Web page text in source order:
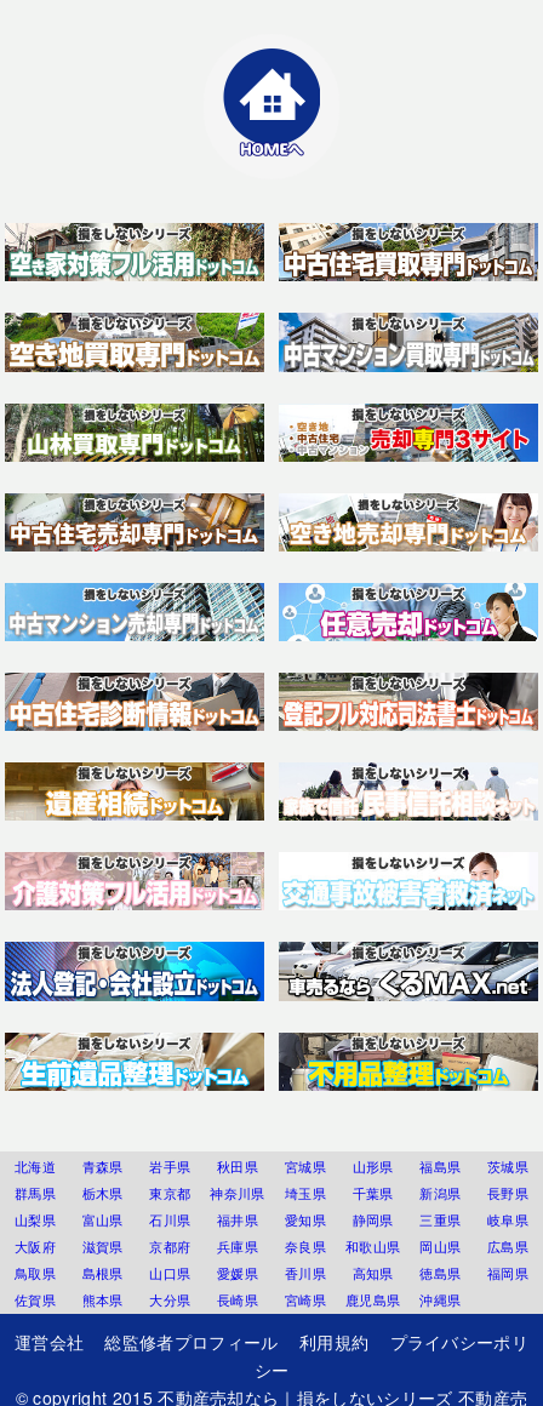
北海道 青森県 岩手県 秋田県 宮城県 山形県 福島県
茨城県
群馬県
栃木県 東京都 神奈川県 埼玉県 千葉県 新潟県
長野県
山梨県
富山県 石川県 福井県 愛知県 静岡県 三重県
岐阜県
大阪府
滋賀県 京都府 兵庫県 奈良県 和歌山県 岡山県
広島県
鳥取県
島根県 山口県 愛媛県 香川県 高知県 徳島県
福岡県
佐賀県
熊本県 大分県 長崎県 宮崎県 鹿児島県 沖縄県
運営会社 総監修者プロフィール 利用規約
プライバシーポリ
シー
© copyright 2015不動産売却なら｜損をしないシリーズ 不動産売